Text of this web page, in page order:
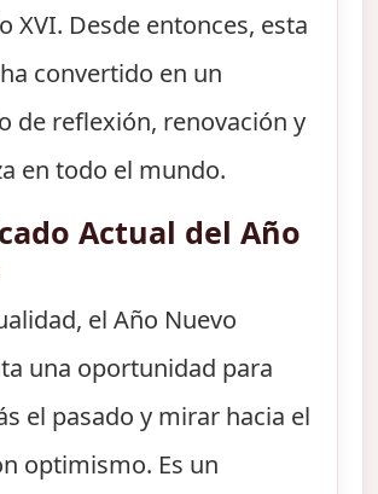
XVI. Desde entonces, esta
convertido en un
de reflexión, renovación y
en todo el mundo.
Actual del Año
el Año Nuevo
una oportunidad para
el pasado y mirar hacia el
optimismo. Es un